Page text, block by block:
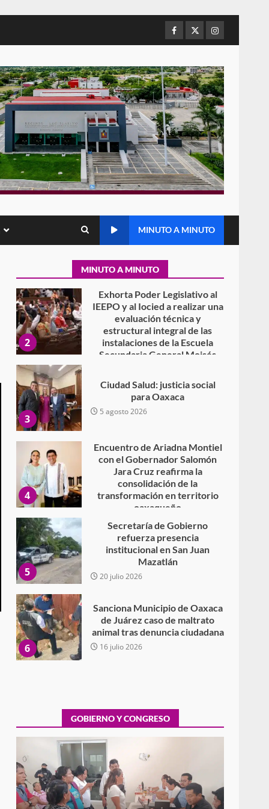
Facebook
TwitterInstagram
MINUTO A MINUTO
MINUTO A MINUTO
institucional en San Juan
Mazatlán
6
Sanciona Municipio de Oaxaca
de Juárez caso de maltrato
animal tras denuncia ciudadana
16 julio 2026
7
Detienen a Ernesto Ruffo en
Baja California; FGR lo investiga
por presuntos delitos de
delincuencia organizada y
contrabando
Avanza con orden y
tranquilidad el proceso
electoral extraordinario de
7 agosto 2026
2
Exhorta Poder Legislativo al
IEEPO y al Iocied a realizar una
evaluación técnica y
estructural integral de las
instalaciones de la Escuela
Secundaria General Moisés
5 agosto 2026
3
Ciudad Salud: justicia social
para Oaxaca
5 agosto 2026
4
Encuentro de Ariadna Montiel
con el Gobernador Salomón
Jara Cruz reafirma la
consolidación de la
transformación en territorio
oaxaqueño
30 julio 2026
5
Secretaría de Gobierno
refuerza presencia
institucional en San Juan
Mazatlán
20 julio 2026
6
Sanciona Municipio de Oaxaca
de Juárez caso de maltrato
animal tras denuncia ciudadana
16 julio 2026
7
delincuencia organizada y
contrabando
16 julio 2026
1
Avanza con orden y
tranquilidad el proceso
electoral extraordinario de
Santiago Xanica: Jesús Romero
7 agosto 2026
GOBIERNO Y CONGRESO
Exhorta Poder Legislativo al IEEPO y al Iocied
a realizar una evaluación técnica y